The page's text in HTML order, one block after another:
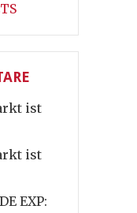
ist
ist
EXP: